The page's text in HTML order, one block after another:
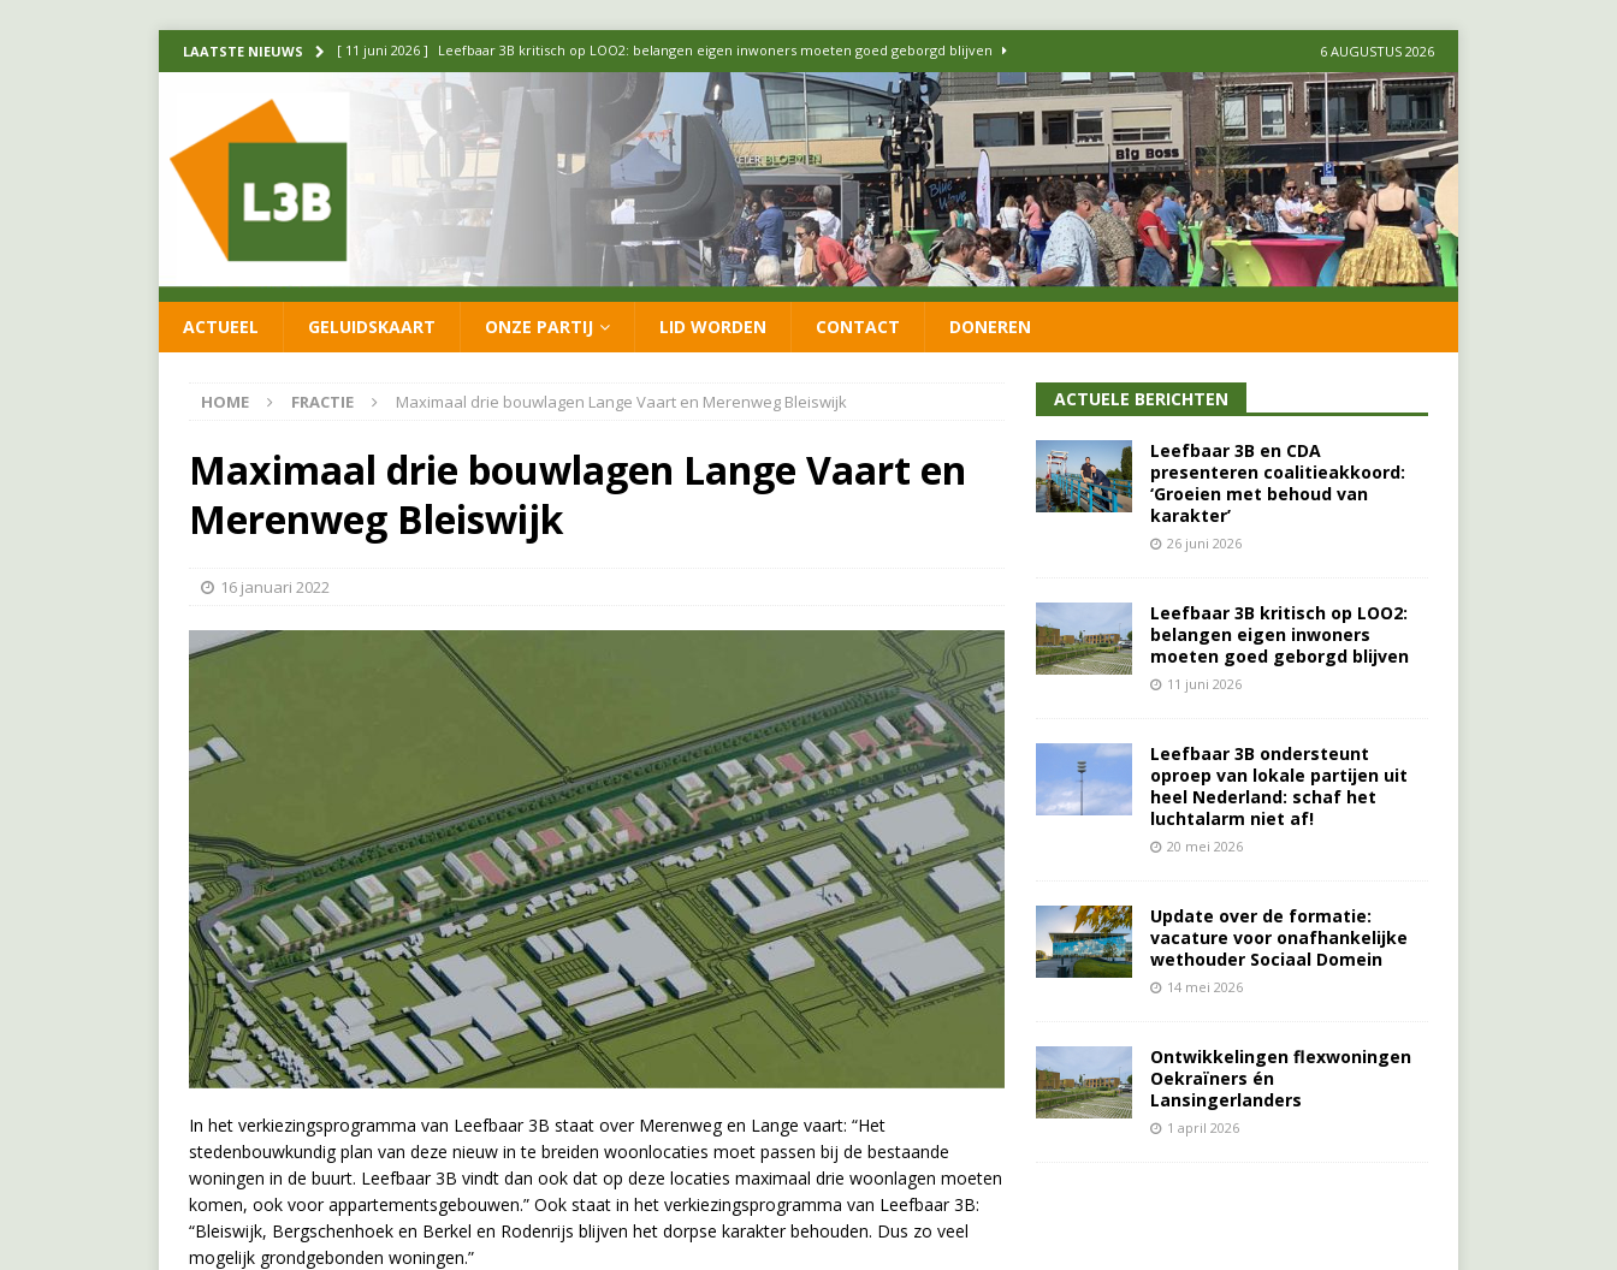
LAATSTE NIEUWS [ 11 juni 2026 ] Leefbaar 3B kritisch op LOO2: belangen eigen inwoners moeten goed geborgd blijven
[ 20 mei 2026 ] Leefbaar 3B ondersteunt oproep van lokale partijen uit heel Nederland: schaf het
luchtalarm niet af! FRACTIE
[ 14 mei 2026 ] Update over de formatie: vacature voor onafhankelijke wethouder Sociaal Domein
[ 26 juni 2026 ] Leefbaar 3B en CDA presenteren coalitieakkoord: ‘Groeien met behoud van karakter’
6 AUGUSTUS 2026
ACTUEEL GELUIDSKAART ONZE PARTIJ LID WORDEN CONTACT DONEREN
HOME FRACTIE Maximaal drie bouwlagen Lange Vaart en Merenweg Bleiswijk
Maximaal drie bouwlagen Lange Vaart en
Merenweg Bleiswijk
16 januari 2022
In het verkiezingsprogramma van Leefbaar 3B staat over Merenweg en Lange vaart: “Het
stedenbouwkundig plan van deze nieuw in te breiden woonlocaties moet passen bij de bestaande
woningen in de buurt. Leefbaar 3B vindt dan ook dat op deze locaties maximaal drie woonlagen moeten
komen, ook voor appartementsgebouwen.” Ook staat in het verkiezingsprogramma van Leefbaar 3B:
“Bleiswijk, Bergschenhoek en Berkel en Rodenrijs blijven het dorpse karakter behouden. Dus zo veel
mogelijk grondgebonden woningen.”
ACTUELE BERICHTEN
Leefbaar 3B en CDA
presenteren coalitieakkoord:
‘Groeien met behoud van
karakter’
26 juni 2026
Leefbaar 3B kritisch op LOO2:
belangen eigen inwoners
moeten goed geborgd blijven
11 juni 2026
Leefbaar 3B ondersteunt
oproep van lokale partijen uit
heel Nederland: schaf het
luchtalarm niet af!
20 mei 2026
Update over de formatie:
vacature voor onafhankelijke
wethouder Sociaal Domein
14 mei 2026
Ontwikkelingen flexwoningen
Oekraïners én
Lansingerlanders
1 april 2026